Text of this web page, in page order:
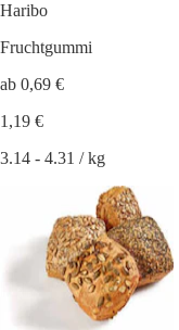
Haribo
Fruchtgummi
ab 0,69 €
1,19 €
3.14 - 4.31 / kg